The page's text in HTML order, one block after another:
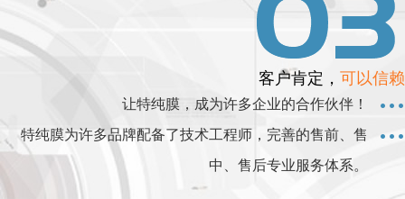
客户肯定， 可以信赖
让特纯膜，成为许多企业的合作伙伴！
特纯膜为许多品牌配备了技术工程师，完善的售前、售
中、售后专业服务体系。